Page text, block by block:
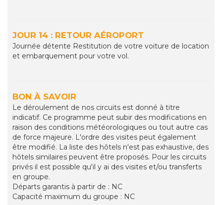
JOUR 14 : RETOUR AÉROPORT
Journée détente Restitution de votre voiture de location
et embarquement pour votre vol.
BON À SAVOIR
Le déroulement de nos circuits est donné à titre
indicatif. Ce programme peut subir des modifications en
raison des conditions météorologiques ou tout autre cas
de force majeure. L'ordre des visites peut également
être modifié. La liste des hôtels n'est pas exhaustive, des
hôtels similaires peuvent être proposés. Pour les circuits
privés il est possible qu'il y ai des visites et/ou transferts
en groupe.
Départs garantis à partir de : NC
Capacité maximum du groupe : NC